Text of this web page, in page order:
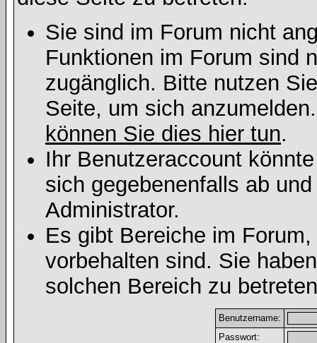
Sie sind im Forum nicht
Funktionen im Forum sind
zugänglich. Bitte nutzen
Seite, um sich
können Sie dies hier tun.
Ihr Benutzeraccount
sich gegebenenfalls ab
Administrator.
Es gibt Bereiche im
vorbehalten sind. Sie
solchen Bereich zu
Benutzername:
Passwort: